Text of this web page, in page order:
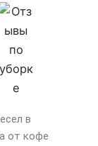
в
от кофе